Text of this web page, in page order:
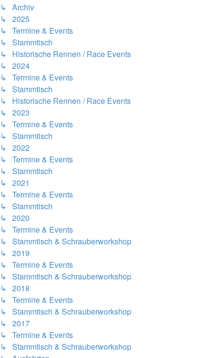
↳ Archiv
↳ 2025
↳ Termine & Events
↳ Stammtisch
↳ Historische Rennen / Race Events
↳ 2024
↳ Termine & Events
↳ Stammtisch
↳ Historische Rennen / Race Events
↳ 2023
↳ Termine & Events
↳ Stammtisch
↳ 2022
↳ Termine & Events
↳ Stammtisch
↳ 2021
↳ Termine & Events
↳ Stammtisch
↳ 2020
↳ Termine & Events
↳ Stammtisch & Schrauberworkshop
↳ 2019
↳ Termine & Events
↳ Stammtisch & Schrauberworkshop
↳ 2018
↳ Termine & Events
↳ Stammtisch & Schrauberworkshop
↳ 2017
↳ Termine & Events
↳ Stammtisch & Schrauberworkshop